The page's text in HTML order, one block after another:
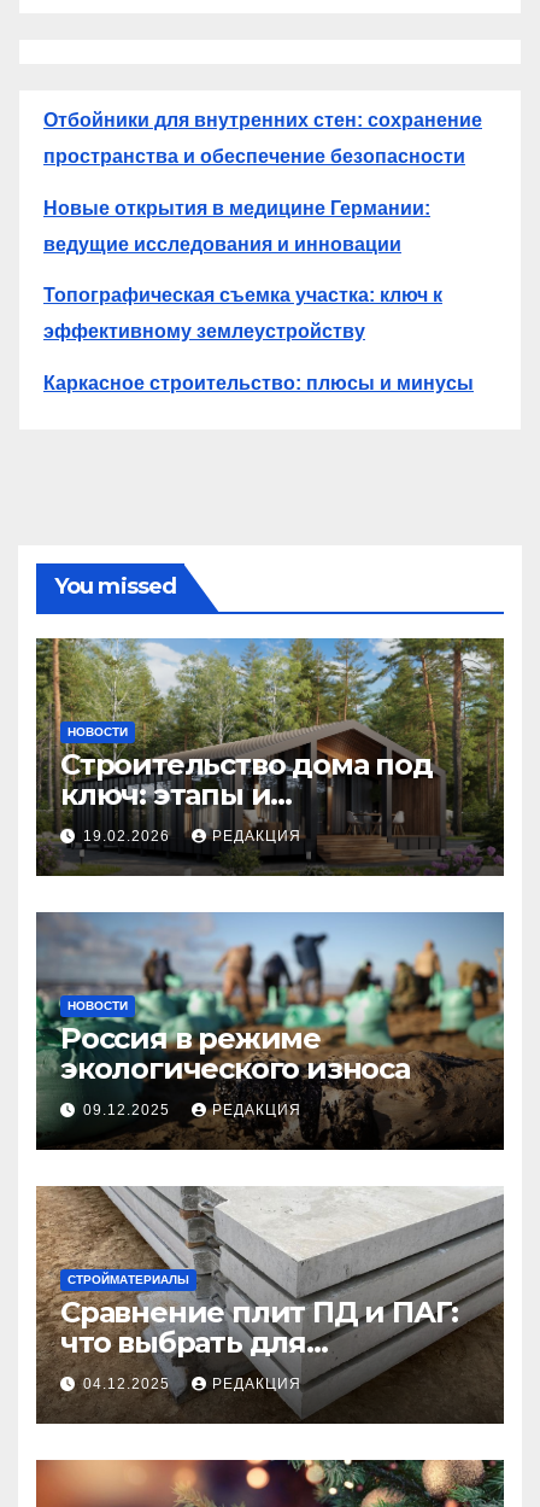
Отбойники для внутренних стен: сохранение
пространства и обеспечение безопасности
Новые открытия в медицине Германии:
ведущие исследования и инновации
Топографическая съемка участка: ключ к
эффективному землеустройству
Каркасное строительство: плюсы и минусы
You missed
НОВОСТИ
Строительство дома под
ключ: этапы и
планирование бюджета
19.02.2026 РЕДАКЦИЯ
НОВОСТИ
Россия в режиме
экологического износа
09.12.2025 РЕДАКЦИЯ
СТРОЙМАТЕРИАЛЫ
Сравнение плит ПД и ПАГ:
что выбрать для
долговечного и прочного
покрытия
04.12.2025 РЕДАКЦИЯ